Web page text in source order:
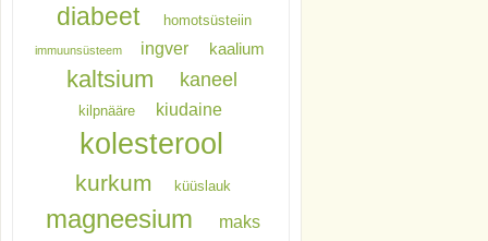
diabeet homotsüsteiin
immuunsüsteem ingver kaalium
kaltsium kaneel
kilpnääre kiudaine
kolesterool
kurkum küüslauk
magneesium maks